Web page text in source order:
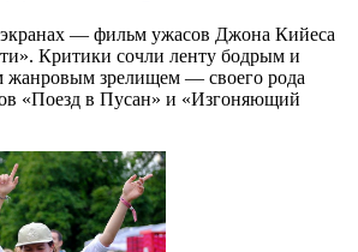
экранах — фильм ужасов Джона Кийеса
Критики сочли ленту бодрым и
жанровым зрелищeм — своего рода
«Поезд в Пусан» и «Изгоняющий